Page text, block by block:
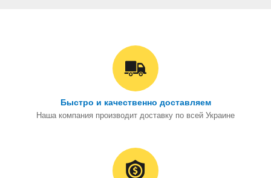
Быстро и качественно доставляем
Наша компания производит доставку по всей Украине